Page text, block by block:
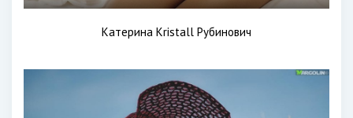
Катерина Kristall Рубинович